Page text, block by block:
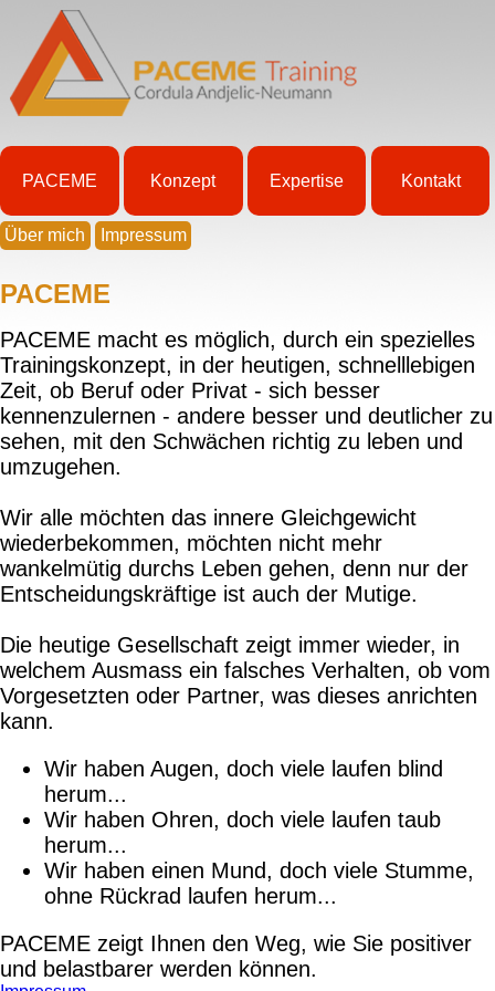
PACEME Konzept Expertise Kontakt
Über mich Impressum
PACEME
PACEME macht es möglich, durch ein spezielles
Trainingskonzept, in der heutigen, schnelllebigen
Zeit, ob Beruf oder Privat - sich besser
kennenzulernen - andere besser und deutlicher zu
sehen, mit den Schwächen richtig zu leben und
umzugehen.
Wir alle möchten das innere Gleichgewicht
wiederbekommen, möchten nicht mehr
wankelmütig durchs Leben gehen, denn nur der
Entscheidungskräftige ist auch der Mutige.
Die heutige Gesellschaft zeigt immer wieder, in
welchem Ausmass ein falsches Verhalten, ob vom
Vorgesetzten oder Partner, was dieses anrichten
kann.
Wir haben Augen, doch viele laufen blind
herum...
Wir haben Ohren, doch viele laufen taub
herum...
Wir haben einen Mund, doch viele Stumme,
ohne Rückrad laufen herum...
PACEME zeigt Ihnen den Weg, wie Sie positiver
und belastbarer werden können.